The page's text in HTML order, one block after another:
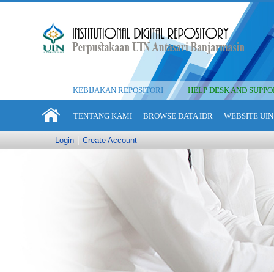
KEBIJAKAN REPOSITORI HELP DESK AND
TENTANG KAMI BROWSE DATA IDR WEBSITE
Login Create Account